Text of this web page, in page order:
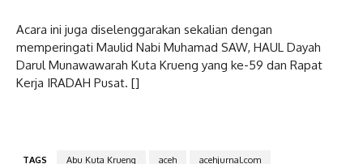
Acara ini juga diselenggarakan sekalian dengan
memperingati Maulid Nabi Muhamad SAW, HAUL Dayah
Darul Munawawarah Kuta Krueng yang ke-59 dan Rapat
Kerja IRADAH Pusat. []
TAGS Abu Kuta Krueng aceh
acehjurnal.com